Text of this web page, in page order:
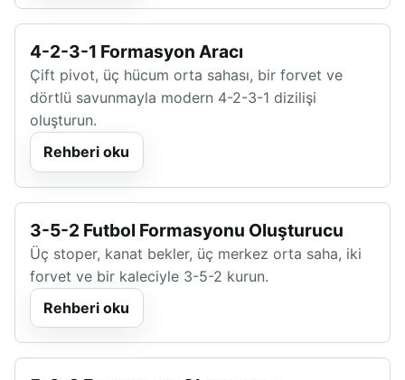
4-2-3-1 Formasyon Aracı
Çift pivot, üç hücum orta sahası, bir forvet ve
dörtlü savunmayla modern 4-2-3-1 dizilişi
oluşturun.
Rehberi oku
3-5-2 Futbol Formasyonu Oluşturucu
Üç stoper, kanat bekler, üç merkez orta saha, iki
forvet ve bir kaleciyle 3-5-2 kurun.
Rehberi oku